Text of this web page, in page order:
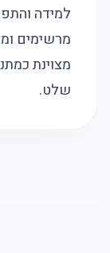
למידה
מרשימים
מצוינת
שלט.